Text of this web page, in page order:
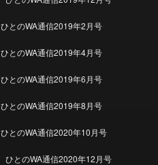
ひとのWA通信2019年2月号
ひとのWA通信2019年4月号
ひとのWA通信2019年6月号
ひとのWA通信2019年8月号
ひとのWA通信2020年10月号
ひとのWA通信2020年12月号